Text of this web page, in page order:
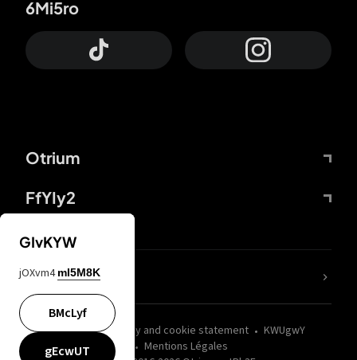
Otrium
FfYIy2
6Mi5ro
wZQPfd Privacy and cookie statement
KWUgwY
Mentions Légales
nLC6tu
GIvKYW
jOXvm4 mI5M8K
BMcLyf
gEcwUT